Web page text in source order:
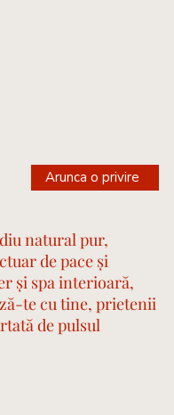
Arunca o privire
natural pur,
de pace și
și spa interioară,
te cu tine, prietenii
de pulsul